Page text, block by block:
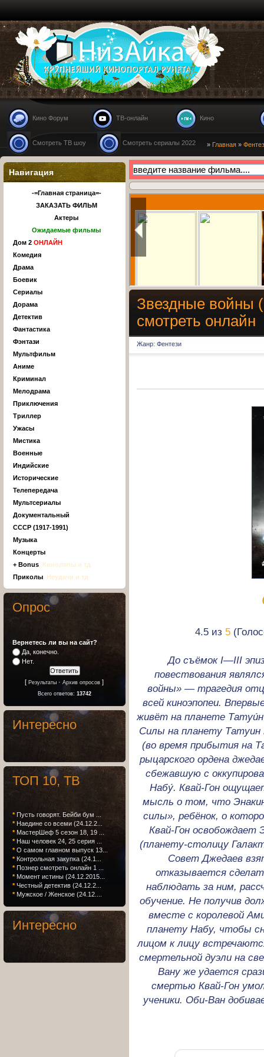
Nizaika.ru
Кино Форум ТВ-онлайн Кино
Смотреть ТВ шоу Смотреть сериалы 2022 » Главная »
Звездные войны
смотреть онлайн
Жанр: Фентези
4.5 из 5
До съёмок I—III
повествования
войны» — трагедия
всей киноэпопеи.
живёт на планете
Силы на планету
(во время прибытия на
рыцарского ордена
сбежавшую с
Набу́. Квай-Гон
мысль о том, что
силы», ребёнок, о
Квай-Гон освобождает
(планету-столицу
Совет Джедаев
отказывается
наблюдать за ним,
обучение. Не получив
вместе с королевой
планету Набу, чтобы
лицом к лицу
смертельной дуэли на
Вану же удается
смертью Квай-Гон
ученики. Оби-Ван
Навигация
-=Главная страница=-
ЗАКАЗАТЬ ФИЛЬМ
Актеры
Ожидаемые фильмы
Дом 2 ОНЛАЙН
Комедия
Драма
Боевик
Сериалы
Дорама
Детектив
Фантастика
Фэнтази
Мультфильм
Аниме
Криминал
Мелодрама
Приключения
Триллер
Ужасы
Мистика
Военные
Индийские
Исторические
Телепередача
Мультсериалы
Документальный
СССР (1917-1991)
Музыка
Концерты
+ Bonus, Киноляпы и тд
Приколы, Неудачи и тд
Опрос
Вернетесь ли вы на сайт?
Да, конечно.
Нет.
[Результаты ·Архив опросов ]
Всего ответов: 13742
Интересно
ТОП 10, ТВ
* Пусть говорят. Бейби бум ...
* Наедине со всеми (24.12.2...
* МастерШеф 5 сезон 18, 19 ...
* Наш человек 24, 25 серия ...
* О самом главном выпуск 13...
* Контрольная закупка (24.1...
* Познер смотреть онлайн 1 ...
* Момент истины (24.12.2015...
* Честный детектив (24.12.2...
* Мужское / Женское (24.12....
Интересно